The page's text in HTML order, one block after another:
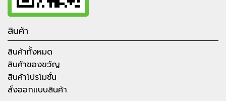
สินค้า
สินค้าทั้งหมด
สินค้าของขวัญ
สินค้าโปรโมชั่น
สั่งออกแบบสินค้า